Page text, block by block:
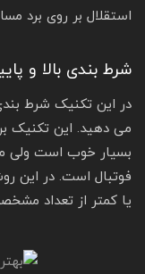
استقلال بر روی برد
شرط بندی بالا و
در این تکنیک شرط
می دهید. این تکنیک
بسیار خوب است ولی
فوتبال است. در این
یا کمتر از تعداد